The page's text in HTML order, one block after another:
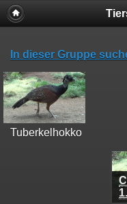
In dieser Gruppe
Tuberkelhokko